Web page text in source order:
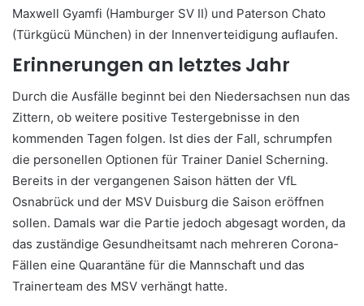
Maxwell Gyamfi (Hamburger SV II) und Paterson Chato
(Türkgücü München) in der Innenverteidigung auflaufen.
Erinnerungen an letztes Jahr
Durch die Ausfälle beginnt bei den Niedersachsen nun das
Zittern, ob weitere positive Testergebnisse in den
kommenden Tagen folgen. Ist dies der Fall, schrumpfen
die personellen Optionen für Trainer Daniel Scherning.
Bereits in der vergangenen Saison hätten der VfL
Osnabrück und der MSV Duisburg die Saison eröffnen
sollen. Damals war die Partie jedoch abgesagt worden, da
das zuständige Gesundheitsamt nach mehreren Corona-
Fällen eine Quarantäne für die Mannschaft und das
Trainerteam des MSV verhängt hatte.